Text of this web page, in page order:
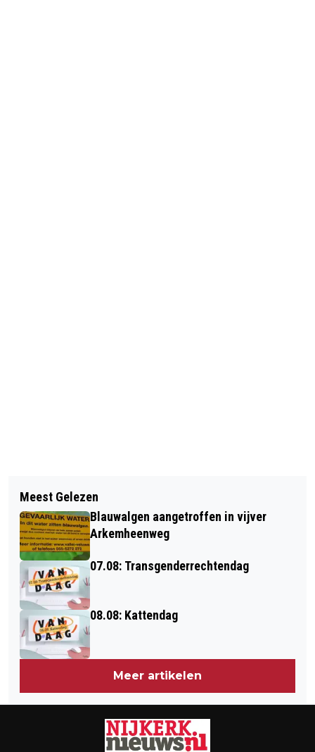
INSPIRATIELOOS VEENSCHE BOYS
VERLIEST DIK VAN PUTTEN
17.05 VANDAAG IS DE DAG WAAROP...
Meest Gelezen
Blauwalgen aangetroffen in vijver
Arkemheenweg
07.08: Transgenderrechtendag
08.08: Kattendag
Meer artikelen